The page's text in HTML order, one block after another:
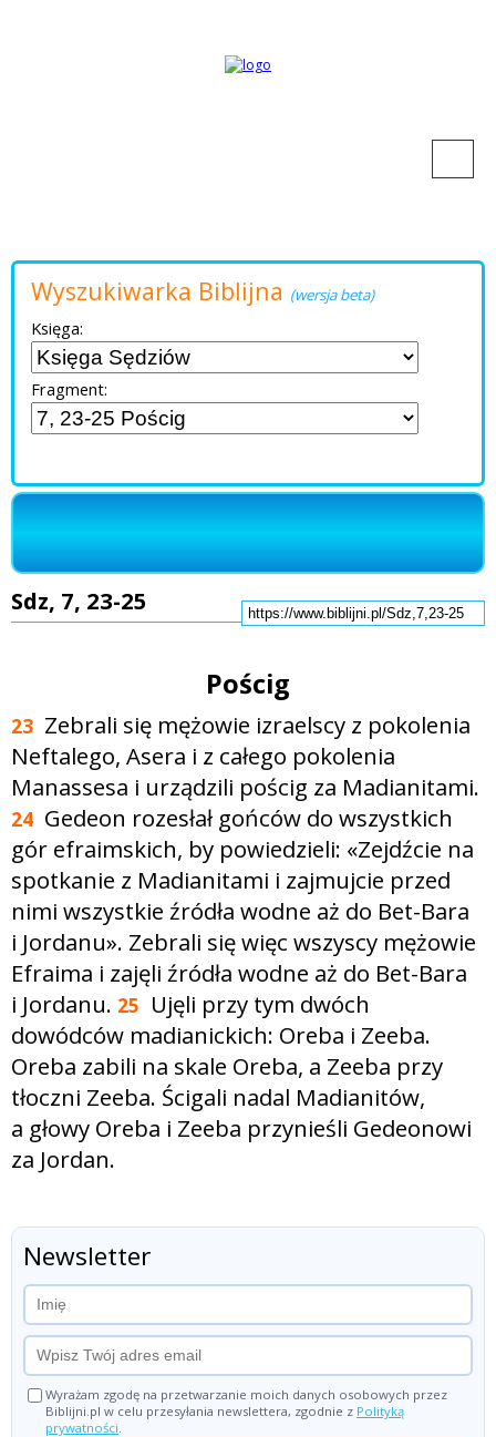
Wyszukiwarka Biblijna (wersja beta)
Księga:
Fragment:
Sdz, 7, 23-25
Pościg
23 Zebrali się mężowie izraelscy z pokolenia
Neftalego, Asera i z całego pokolenia
Manassesa i urządzili pościg za Madianitami.
24 Gedeon rozesłał gońców do wszystkich
gór efraimskich, by powiedzieli: «Zejdźcie na
spotkanie z Madianitami i zajmujcie przed
nimi wszystkie źródła wodne aż do Bet-Bara
i Jordanu». Zebrali się więc wszyscy mężowie
Efraima i zajęli źródła wodne aż do Bet-Bara
i Jordanu. 25 Ujęli przy tym dwóch
dowódców madianickich: Oreba i Zeeba.
Oreba zabili na skale Oreba, a Zeeba przy
tłoczni Zeeba. Ścigali nadal Madianitów,
a głowy Oreba i Zeeba przynieśli Gedeonowi
za Jordan.
Newsletter
Wyrażam zgodę na przetwarzanie moich danych osobowych przez
Biblijni.pl w celu przesyłania newslettera, zgodnie z Polityką
prywatności